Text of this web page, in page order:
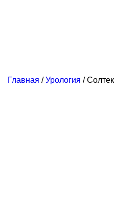
Главная /Урология / Солтек